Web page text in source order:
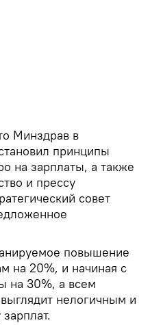
Минздрав в
принципы
на зарплаты, а также
и прессу
совет
повышение
на 20%, и начиная с
на 30%, а всем
нелогичным и